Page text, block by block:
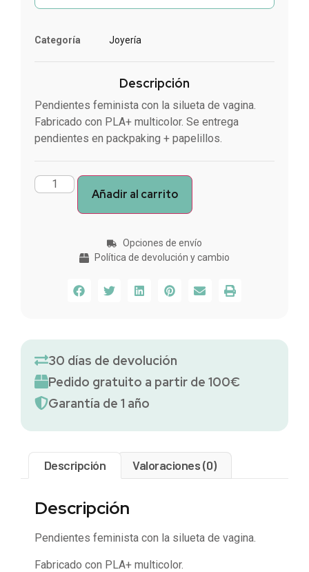
Categoría Joyería
Descripción
Pendientes feminista con la silueta de vagina.
Fabricado con PLA+ multicolor. Se entrega
pendientes en packpaking + papelillos.
Añadir al carrito
Opciones de envío
Política de devolución y cambio
30 días de devolución
Pedido gratuito a partir de 100€
Garantía de 1 año
Descripción Valoraciones (0)
Descripción
Pendientes feminista con la silueta de vagina.
Fabricado con PLA+ multicolor.